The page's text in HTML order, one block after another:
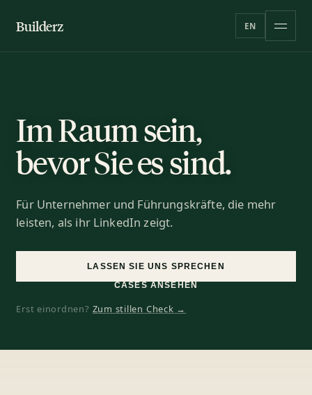
Builderz EN
Im Raum sein,
bevor Sie es sind.
Für Unternehmer und Führungskräfte, die mehr
leisten, als ihr LinkedIn zeigt.
LASSEN SIE UNS SPRECHEN
CASES ANSEHEN
Erst einordnen? Zum stillen Check →